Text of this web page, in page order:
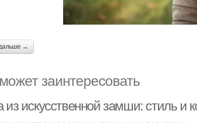
→
заинтересовать
искусственной замши: стиль и